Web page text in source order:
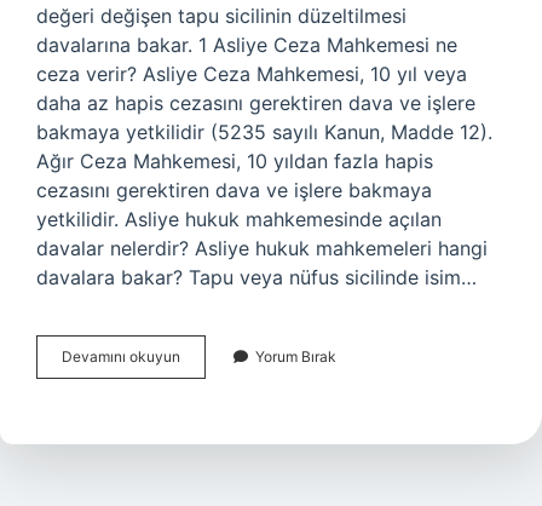
değeri değişen tapu sicilinin düzeltilmesi
davalarına bakar. 1 Asliye Ceza Mahkemesi ne
ceza verir? Asliye Ceza Mahkemesi, 10 yıl veya
daha az hapis cezasını gerektiren dava ve işlere
bakmaya yetkilidir (5235 sayılı Kanun, Madde 12).
Ağır Ceza Mahkemesi, 10 yıldan fazla hapis
cezasını gerektiren dava ve işlere bakmaya
yetkilidir. Asliye hukuk mahkemesinde açılan
davalar nelerdir? Asliye hukuk mahkemeleri hangi
davalara bakar? Tapu veya nüfus sicilinde isim…
Devamını okuyun
Asliye
Ne
Yorum Bırak